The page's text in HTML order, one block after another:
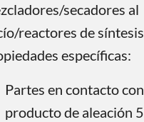
secadores al
reactores de
específicas:
Partes en contacto
producto de aleación